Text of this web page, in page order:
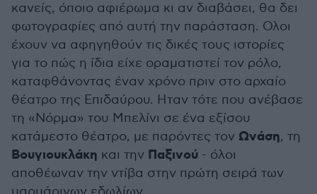
κανείς, όποιο αφιέρωμα κι αν διαβάσει, θα δει
φωτογραφίες από αυτή την παράσταση. Ολοι
έχουν να αφηγηθούν τις δικές τους ιστορίες
για το πώς η ίδια είχε οραματιστεί τον ρόλο,
καταφθάνοντας έναν χρόνο πριν στο αρχαίο
θέατρο της Επιδαύρου. Ηταν τότε που ανέβασε
τη «Νόρμα» του Μπελίνι σε ένα εξίσου
κατάμεστο θέατρο, με παρόντες τον Ωνάση, τη
Βουγιουκλάκη και την Παξινού - όλοι
αποθέωναν την ντίβα στην πρώτη σειρά των